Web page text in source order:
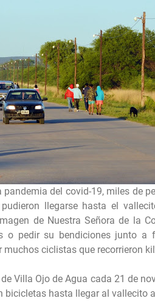
del covid-19, miles de
llegarse hasta el
de Nuestra Señora de la
o pedir su bendiciones junto a
muchos ciclistas que recorrieron
Villa Ojo de Agua cada 21 de
bicicletas hasta llegar al vallecito